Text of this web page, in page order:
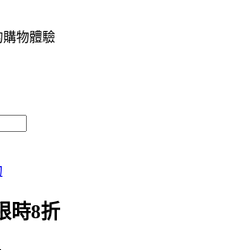
購物體驗
時8折